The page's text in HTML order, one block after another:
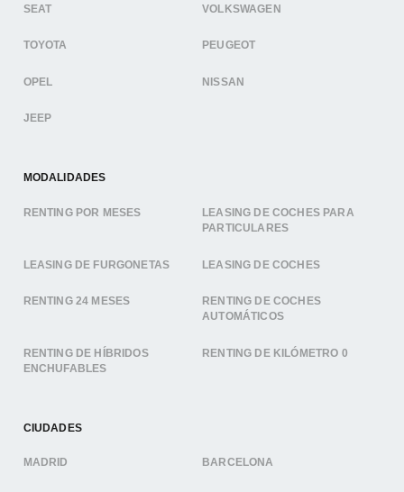
SEAT VOLKSWAGEN
TOYOTA PEUGEOT
OPEL NISSAN
JEEP
MODALIDADES
RENTING POR MESES
LEASING DE COCHES PARA
PARTICULARES
LEASING DE FURGONETAS LEASING DE COCHES
RENTING 24 MESES
RENTING DE COCHES
AUTOMÁTICOS
RENTING DE HÍBRIDOS
ENCHUFABLES
RENTING DE KILÓMETRO 0
CIUDADES
MADRID BARCELONA